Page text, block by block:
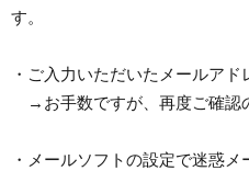
す。
・ご入力いただいたメールアド
→お手数ですが、再度ご確認
・メールソフトの設定で迷惑